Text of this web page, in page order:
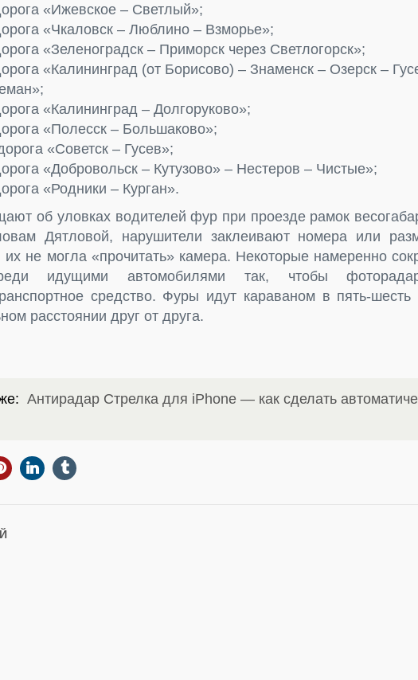
«Ижевское – Светлый»;
«Чкаловск – Люблино – Взморье»;
«Зеленоградск – Приморск через Светлогорск»;
«Калининград (от Борисово) – Знаменск – Озерск –
«Калининград – Долгоруково»;
«Полесск – Большаково»;
«Советск – Гусев»;
«Добровольск – Кутузово» – Нестеров – Чистые»;
«Родники – Курган».
об уловках водителей фур при проезде рамок
Дятловой, нарушители заклеивают номера или
их не могла «прочитать» камера. Некоторые намеренно
идущими автомобилями так, чтобы
средство. Фуры идут караваном в пять-
расстоянии друг от друга.
Антирадар Стрелка для iPhone — как сделать